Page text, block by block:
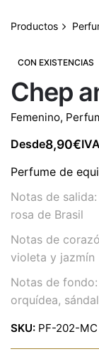
Productos
CON EXISTENCIAS
Chep
Femenino,
Desde8,90€
Perfume de
Notas de
rosa de Brasil
Notas de
violeta y jazmín
Notas de
orquídea,
SKU: PF-202-MC